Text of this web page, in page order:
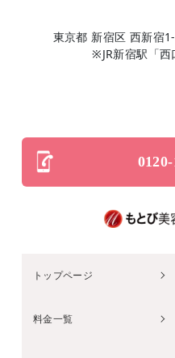
東京都 新宿区 西新宿
※JR新宿駅「
トップページ
料金一覧